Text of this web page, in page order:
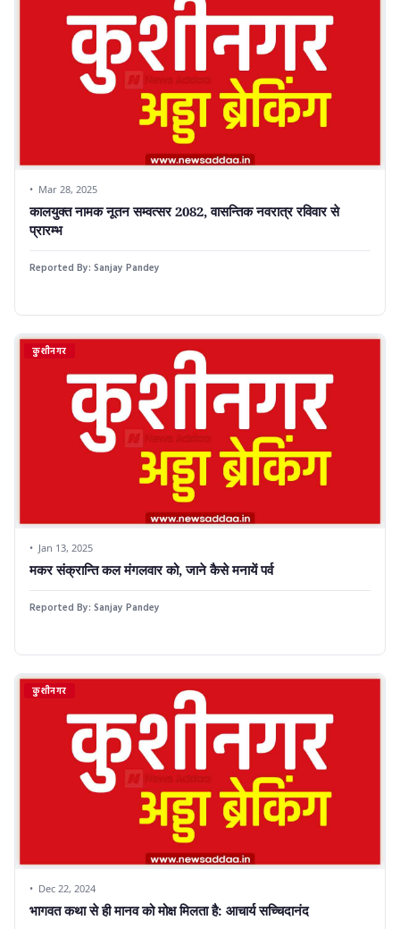
Mar 28, 2025
कालयुक्त नामक नूतन सम्वत्सर 2082, वासन्तिक नवरात्र रविवार से
प्रारम्भ
Reported By: Sanjay Pandey
कुशीनगर
Jan 13, 2025
मकर संक्रान्ति कल मंगलवार को, जाने कैसे मनायें पर्व
Reported By: Sanjay Pandey
कुशीनगर
Dec 22, 2024
भागवत कथा से ही मानव को मोक्ष मिलता है: आचार्य सच्चिदानंद